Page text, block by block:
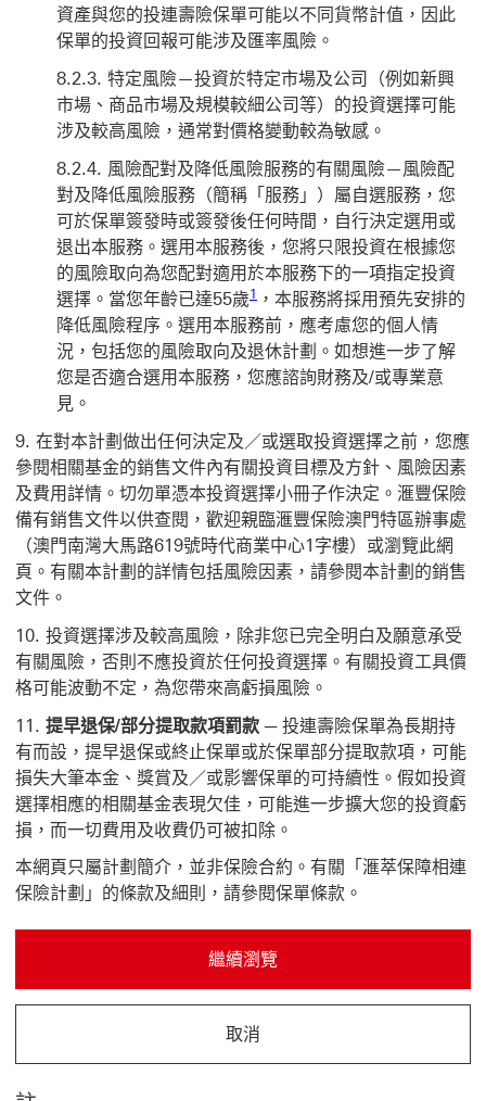
資產與您的投連壽險保單可能以不同貨幣計值，因此
保單的投資回報可能涉及匯率風險。
特定風險—投資於特定市場及公司（例如新興
市場、商品市場及規模較細公司等）的投資選擇可能
涉及較高風險，通常對價格變動較為敏感。
風險配對及降低風險服務的有關風險—風險配
對及降低風險服務（簡稱「服務」）屬自選服務，您
可於保單簽發時或簽發後任何時間，自行決定選用或
退出本服務。選用本服務後，您將只限投資在根據您
的風險取向為您配對適用於本服務下的一項指定投資
選擇。當您年齡已達55歲1
，本服務將採用預先安排的
降低風險程序。選用本服務前，應考慮您的個人情
況，包括您的風險取向及退休計劃。如想進一步了解
您是否適合選用本服務，您應諮詢財務及/或專業意
見。
在對本計劃做出任何決定及／或選取投資選擇之前，您應
參閱相關基金的銷售文件內有關投資目標及方針、風險因素
及費用詳情。切勿單憑本投資選擇小冊子作決定。滙豐保險
備有銷售文件以供查閱，歡迎親臨滙豐保險澳門特區辦事處
（澳門南灣大馬路619號時代商業中心1字樓）或瀏覽此網
頁。有關本計劃的詳情包括風險因素，請參閱本計劃的銷售
文件。
投資選擇涉及較高風險，除非您已完全明白及願意承受
有關風險，否則不應投資於任何投資選擇。有關投資工具價
格可能波動不定，為您帶來高虧損風險。
提早退保/部分提取款項罰款 ─投連壽險保單為長期持
有而設，提早退保或終止保單或於保單部分提取款項，可能
損失大筆本金、獎賞及／或影響保單的可持續性。假如投資
選擇相應的相關基金表現欠佳，可能進一步擴大您的投資虧
損，而一切費用及收費仍可被扣除。
本網頁只屬計劃簡介，並非保險合約。有關「滙萃保障相連
保險計劃」的條款及細則，請參閱保單條款。
繼續瀏覽
取消